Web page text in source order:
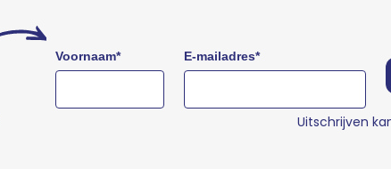
Voornaam* E-mailadres*
Uitschrijven